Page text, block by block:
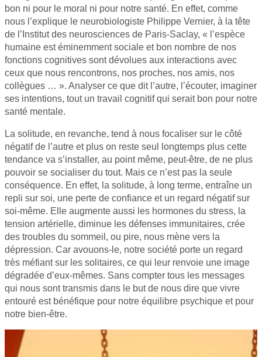
bon ni pour le moral ni pour notre santé. En effet, comme
nous l’explique le neurobiologiste Philippe Vernier, à la tête
de l’Institut des neurosciences de Paris-Saclay, « l’espèce
humaine est éminemment sociale et bon nombre de nos
fonctions cognitives sont dévolues aux interactions avec
ceux que nous rencontrons, nos proches, nos amis, nos
collègues … ». Analyser ce que dit l’autre, l’écouter, imaginer
ses intentions, tout un travail cognitif qui serait bon pour notre
santé mentale.
La solitude, en revanche, tend à nous focaliser sur le côté
négatif de l’autre et plus on reste seul longtemps plus cette
tendance va s’installer, au point même, peut-être, de ne plus
pouvoir se socialiser du tout. Mais ce n’est pas la seule
conséquence. En effet, la solitude, à long terme, entraîne un
repli sur soi, une perte de confiance et un regard négatif sur
soi-même. Elle augmente aussi les hormones du stress, la
tension artérielle, diminue les défenses immunitaires, crée
des troubles du sommeil, ou pire, nous mène vers la
dépression. Car avouons-le, notre société porte un regard
très méfiant sur les solitaires, ce qui leur renvoie une image
dégradée d’eux-mêmes. Sans compter tous les messages
qui nous sont transmis dans le but de nous dire que vivre
entouré est bénéfique pour notre équilibre psychique et pour
notre bien-être.